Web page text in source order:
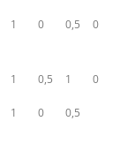
1 0 0,5 0
1 0,5 1 0
1 0 0,5